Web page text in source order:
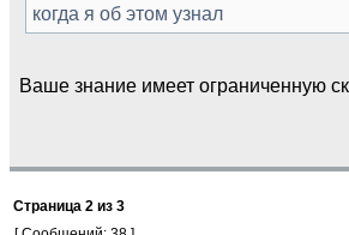
когда я об этом узнал
Ваше знание имеет ограниченную
Страница 2 из 3